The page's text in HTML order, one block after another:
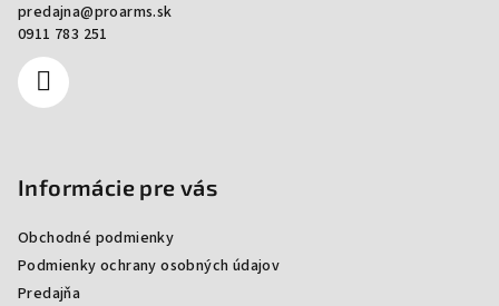
predajna@proarms.sk
0911 783 251
Informácie pre vás
Obchodné podmienky
Podmienky ochrany osobných údajov
Predajňa